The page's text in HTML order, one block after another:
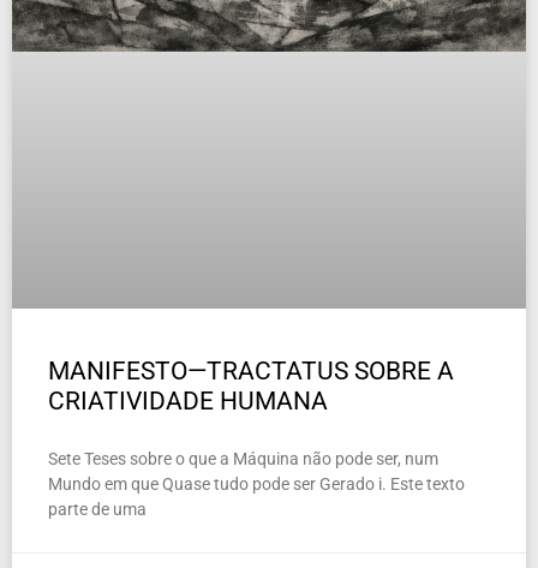
MANIFESTO—TRACTATUS SOBRE A
CRIATIVIDADE HUMANA
Sete Teses sobre o que a Máquina não pode ser, num
Mundo em que Quase tudo pode ser Gerado i. Este texto
parte de uma